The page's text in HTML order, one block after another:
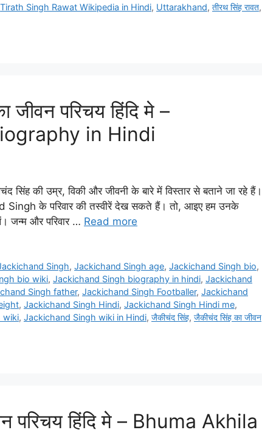
Tirath Singh Rawat Wikipedia in Hindi, Uttarakhand, तीरथ सिंह रावत,
परिचय हिंदि मे –
in Hindi
की उम्र, विकी और जीवनी के बारे में विस्तार से बताने जा रहे हैं।
के परिवार की तस्वीरें देख सकते हैं। तो, आइए हम उनके
जन्म और परिवार … Read more
Singh,Jackichand Singh age,Jackichand Singh bio,
bio wiki, Jackichand Singh biography in hindi, Jackichand
Singh father, Jackichand Singh Footballer, Jackichand
, Jackichand Singh Hindi, Jackichand Singh Hindi me,
wiki, Jackichand Singh wiki in Hindi, जैकीचंद सिंह, जैकीचंद सिंह का जीवन
परिचय हिंदि मे – Bhuma Akhila